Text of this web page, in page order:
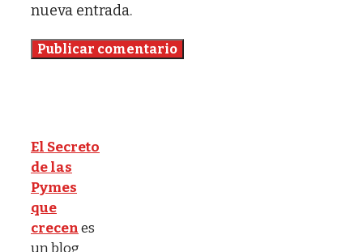
nueva entrada.
El Secreto
de las
Pymes
que
crecenes
un blog